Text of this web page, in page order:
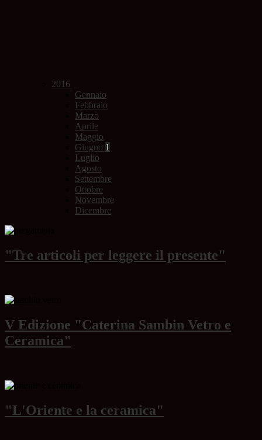
2016
Gennaio
Febbraio
Marzo
Aprile
Maggio
Giugno 1
Luglio
Agosto
Settembre
Ottobre
Novembre
Dicembre
"Tre articoli per leggere il presente"
V Edizione "Caterina Sambin Vetro e
Ceramica"
"L'Oriente e la ceramica"